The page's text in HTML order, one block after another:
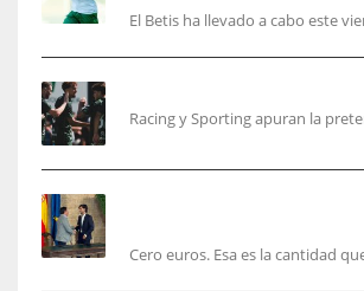
El Betis ha llevado a cabo este
Racing y Sporting apuran la
Cero euros. Esa es la cantidad